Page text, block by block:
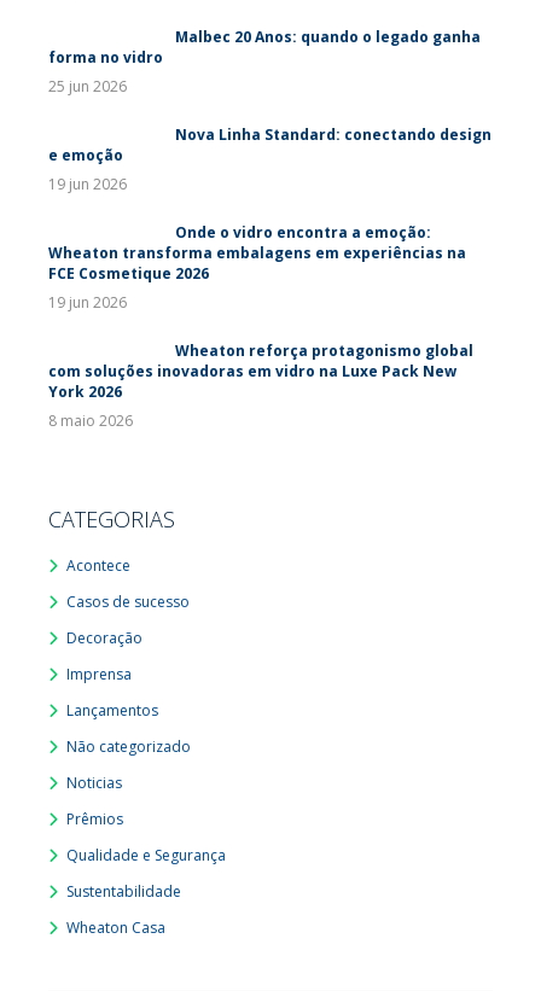
Malbec 20 Anos: quando o legado ganha
forma no vidro
25 jun 2026
Nova Linha Standard: conectando design
e emoção
19 jun 2026
Onde o vidro encontra a emoção:
Wheaton transforma embalagens em experiências na
FCE Cosmetique 2026
19 jun 2026
Wheaton reforça protagonismo global
com soluções inovadoras em vidro na Luxe Pack New
York 2026
8 maio 2026
CATEGORIAS
Acontece
Casos de sucesso
Decoração
Imprensa
Lançamentos
Não categorizado
Noticias
Prêmios
Qualidade e Segurança
Sustentabilidade
Wheaton Casa